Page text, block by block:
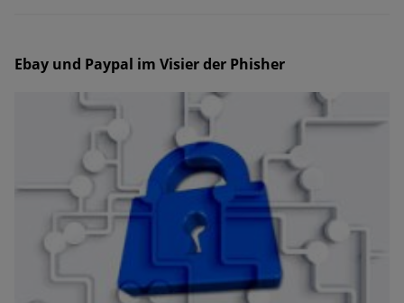
Ebay und Paypal im Visier der Phisher